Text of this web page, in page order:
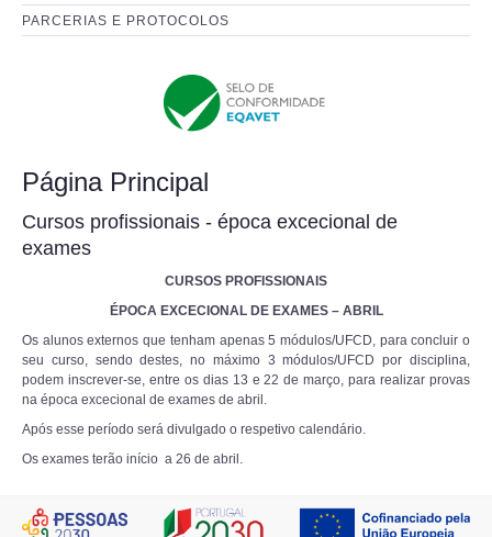
PARCERIAS E PROTOCOLOS
Página Principal
Cursos profissionais - época excecional de
exames
CURSOS PROFISSIONAIS
ÉPOCA EXCECIONAL DE EXAMES – ABRIL
Os alunos externos que tenham apenas 5 módulos/UFCD, para concluir o
seu curso, sendo destes, no máximo 3 módulos/UFCD por disciplina,
podem inscrever-se, entre os dias 13 e 22 de março, para realizar provas
na época excecional de exames de abril.
Após esse período será divulgado o respetivo calendário.
Os exames terão início a 26 de abril.